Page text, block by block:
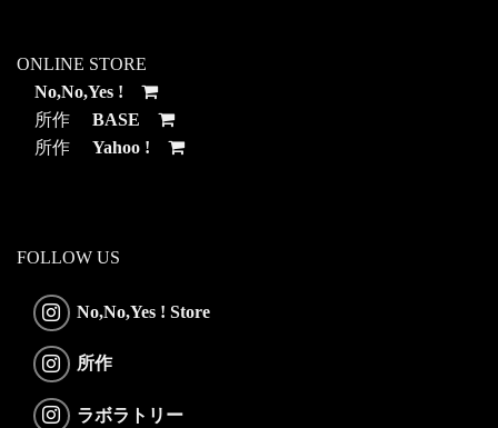
ONLINE STORE
No,No,Yes !
所作 BASE
所作 Yahoo !
FOLLOW US
No,No,Yes ! Store
所作
ラボラトリー